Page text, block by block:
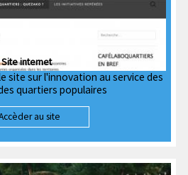
Site internet
site sur l'innovation au service des
quartiers populaires
au site